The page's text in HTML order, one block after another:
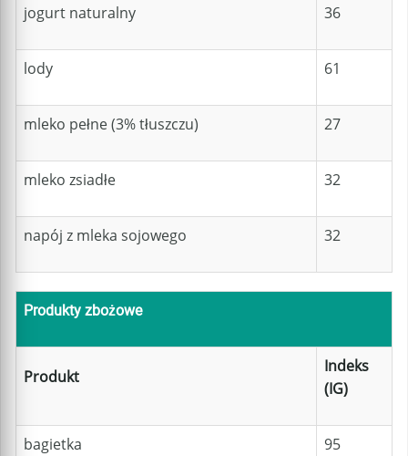
jogurt naturalny 36
lody 61
mleko pełne (3% tłuszczu) 27
mleko zsiadłe 32
napój z mleka sojowego 32
Produkty zbożowe
Produkt
Indeks
(IG)
bagietka 95